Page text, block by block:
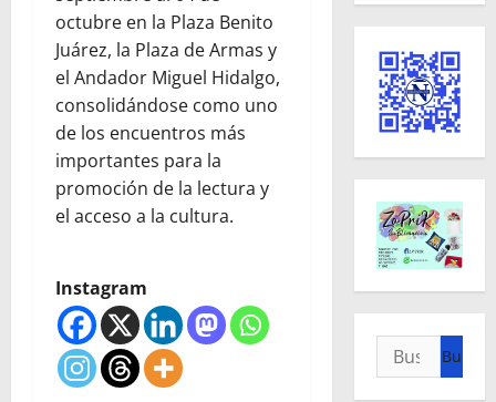
octubre en la Plaza Benito
Juárez, la Plaza de Armas y
el Andador Miguel Hidalgo,
consolidándose como uno
de los encuentros más
importantes para la
promoción de la lectura y
el acceso a la cultura.
Instagram
Buscar: